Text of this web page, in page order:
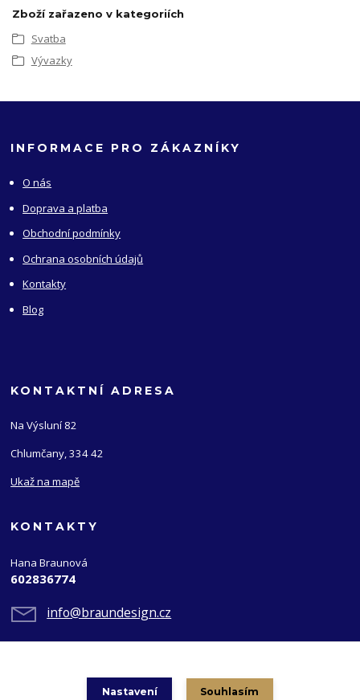
Zboží zařazeno v kategoriích
Svatba
Vývazky
INFORMACE PRO ZÁKAZNÍKY
O nás
Doprava a platba
Obchodní podmínky
Ochrana osobních údajů
Kontakty
Blog
KONTAKTNÍ ADRESA
Na Výsluní 82
Chlumčany, 334 42
Ukaž na mapě
KONTAKTY
Hana Braunová
602836774
info@braundesign.cz
Nastavení Souhlasím